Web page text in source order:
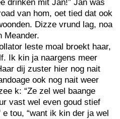
drinken mit Jan!” Jan was
van hom, oet tied dat ook
Dizze vrund lag, noa
Meander.
leste moal broekt haar,
Ik kin ja naargens meer
dij zuster hier nog nait
ook nog nait weer
k: “Ze zel wel baange
vast wel even goud stief
e tou, “want ik kin der ja wel